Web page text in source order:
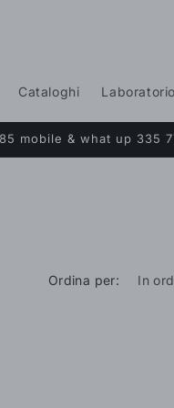
Cataloghi Laboratorio
mobile & what up 335
Ordina per: